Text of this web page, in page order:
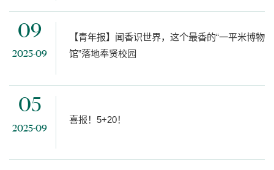
09
2025-09
【青年报】闻香识世界，这个最香的“一平米博物
馆”落地奉贤校园
05
2025-09
喜报！5+20！